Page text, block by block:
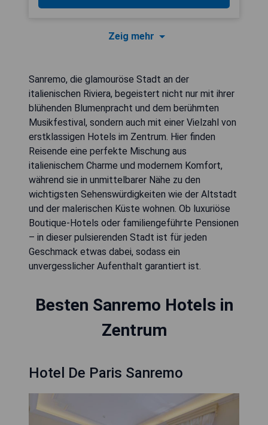
Zeig mehr
Sanremo, die glamouröse Stadt an der
italienischen Riviera, begeistert nicht nur mit ihrer
blühenden Blumenpracht und dem berühmten
Musikfestival, sondern auch mit einer Vielzahl von
erstklassigen Hotels im Zentrum. Hier finden
Reisende eine perfekte Mischung aus
italienischem Charme und modernem Komfort,
während sie in unmittelbarer Nähe zu den
wichtigsten Sehenswürdigkeiten wie der Altstadt
und der malerischen Küste wohnen. Ob luxuriöse
Boutique-Hotels oder familiengeführte Pensionen
– in dieser pulsierenden Stadt ist für jeden
Geschmack etwas dabei, sodass ein
unvergesslicher Aufenthalt garantiert ist.
Besten Sanremo Hotels in
Zentrum
Hotel De Paris Sanremo